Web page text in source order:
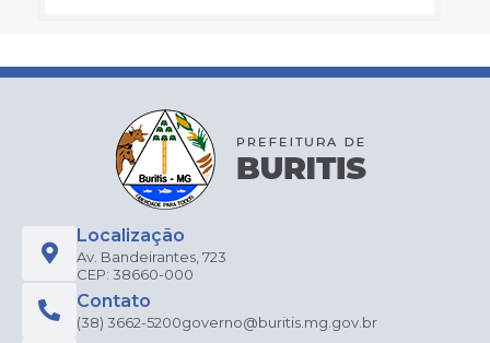
Localização
Av. Bandeirantes, 723
CEP: 38660-000
Contato
(38) 3662-5200governo@buritis.mg.gov.br